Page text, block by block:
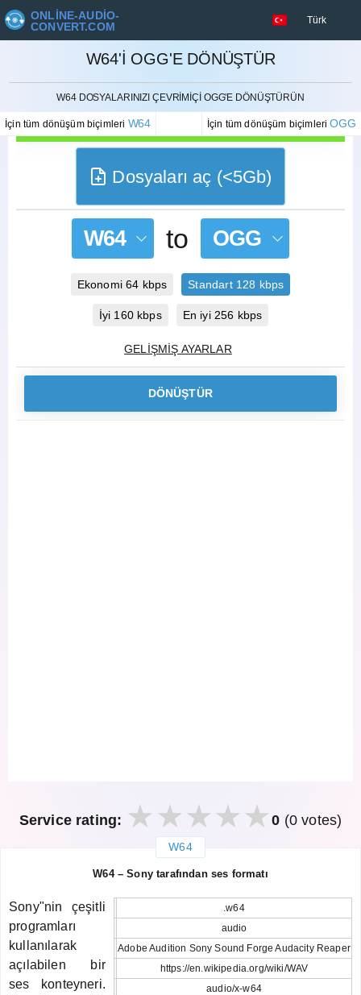
ONLINE-AUDIO-
CONVERT.COM
Türk
W64'I OGG'E DÖNÜŞTÜR
W64 DOSYALARINIZI ÇEVRIMIÇI OGG'E DÖNÜŞTÜRÜN
İçin tüm dönüşüm biçimleri W64 İçin tüm dönüşüm biçimleriOGG
İPTAL ETMEK
Dosyaları aç (<5Gb)
W64 to OGG
Ekonomi 64 kbps Standart 128 kbps
İyi 160 kbps En iyi 256 kbps
GELIŞMIŞ AYARLAR
DÖNÜŞTÜR
Service rating: 0 (0 votes)
W64
W64 – Sony tarafından ses formatı
.w64
audio
Adobe Audition Sony Sound Forge Audacity Reaper
https://en.wikipedia.org/wiki/WAV
audio/x-w64
Sony"nin çeşitli
programları
kullanılarak
açılabilen bir
ses konteyneri.